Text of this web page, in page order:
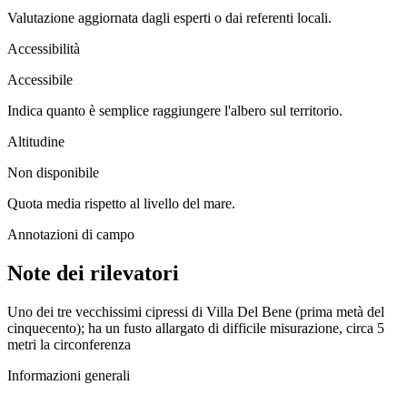
Valutazione aggiornata dagli esperti o dai referenti locali.
Accessibilità
Accessibile
Indica quanto è semplice raggiungere l'albero sul territorio.
Altitudine
Non disponibile
Quota media rispetto al livello del mare.
Annotazioni di campo
Note dei rilevatori
Uno dei tre vecchissimi cipressi di Villa Del Bene (prima metà del
cinquecento); ha un fusto allargato di difficile misurazione, circa 5
metri la circonferenza
Informazioni generali